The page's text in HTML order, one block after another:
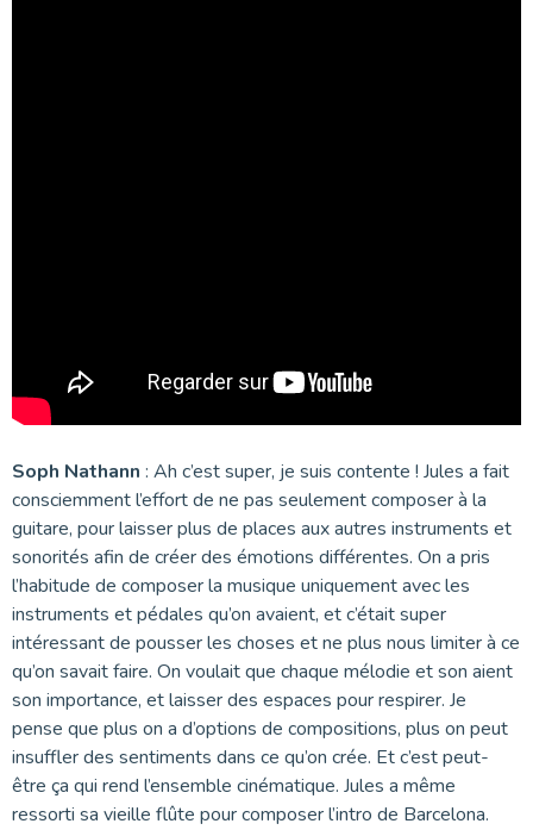
Soph Nathann : Ah c’est super, je suis contente ! Jules a fait
consciemment l’effort de ne pas seulement composer à la
guitare, pour laisser plus de places aux autres instruments et
sonorités afin de créer des émotions différentes. On a pris
l’habitude de composer la musique uniquement avec les
instruments et pédales qu’on avaient, et c’était super
intéressant de pousser les choses et ne plus nous limiter à ce
qu’on savait faire. On voulait que chaque mélodie et son aient
son importance, et laisser des espaces pour respirer. Je
pense que plus on a d’options de compositions, plus on peut
insuffler des sentiments dans ce qu’on crée. Et c’est peut-
être ça qui rend l’ensemble cinématique. Jules a même
ressorti sa vieille flûte pour composer l’intro de Barcelona.